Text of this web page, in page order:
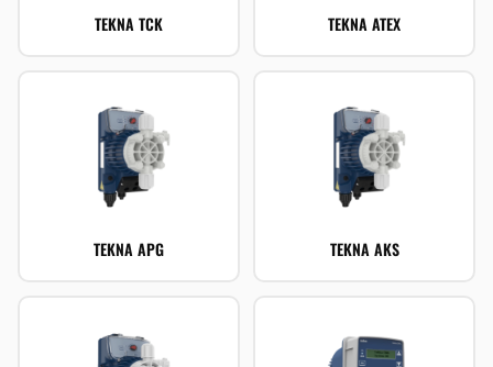
TEKNA TCK TEKNA ATEX
TEKNA APG TEKNA AKS